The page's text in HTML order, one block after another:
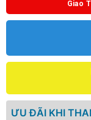
Giao
ƯU ĐÃI KHI